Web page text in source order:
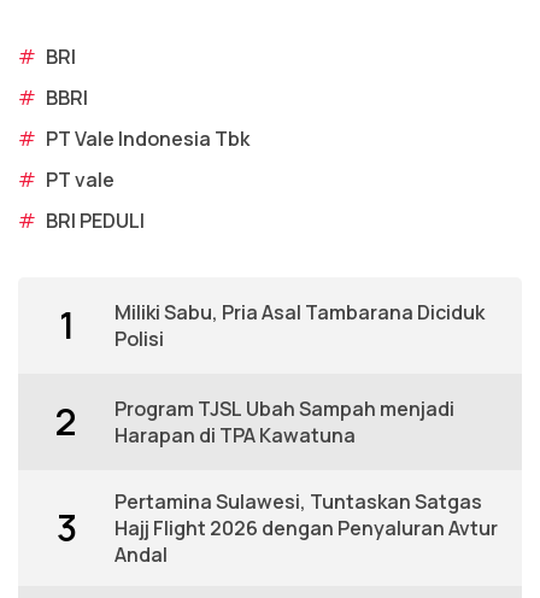
# BRI
# BBRI
# PT Vale Indonesia Tbk
# PT vale
# BRI PEDULI
1
Miliki Sabu, Pria Asal Tambarana Diciduk
Polisi
2
Program TJSL Ubah Sampah menjadi
Harapan di TPA Kawatuna
3
Pertamina Sulawesi, Tuntaskan Satgas
Hajj Flight 2026 dengan Penyaluran Avtur
Andal